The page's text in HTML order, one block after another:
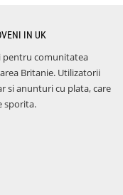
IN UK
pentru comunitatea
Britanie. Utilizatorii
si anunturi cu plata, care
sporita.